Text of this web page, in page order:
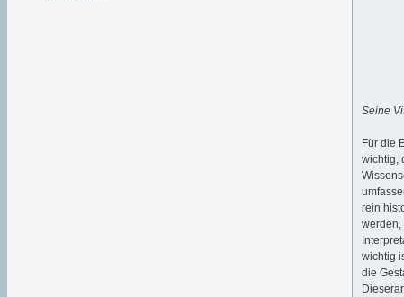
Seine
Für die
wichtig,
rein
werden,
wichtig
die